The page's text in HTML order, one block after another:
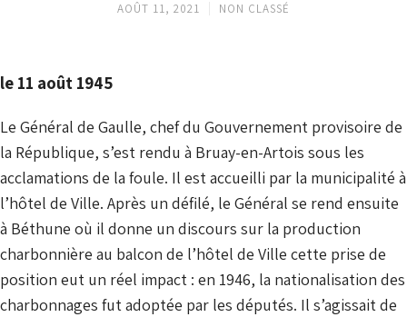
AOÛT 11, 2021 NON CLASSÉ
le 11 août 1945
Le Général de Gaulle, chef du Gouvernement provisoire de
la République, s’est rendu à Bruay-en-Artois sous les
acclamations de la foule. Il est accueilli par la municipalité à
l’hôtel de Ville. Après un défilé, le Général se rend ensuite
à Béthune où il donne un discours sur la production
charbonnière au balcon de l’hôtel de Ville cette prise de
position eut un réel impact : en 1946, la nationalisation des
charbonnages fut adoptée par les députés. Il s’agissait de